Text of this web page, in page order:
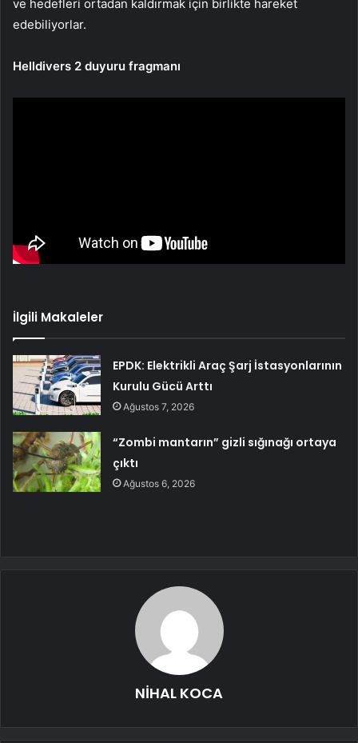
ve hedefleri ortadan kaldırmak için birlikte hareket
edebiliyorlar.
Helldivers 2 duyuru fragmanı
İlgili Makaleler
EPDK: Elektrikli Araç Şarj İstasyonlarının
Kurulu Gücü Arttı
Ağustos 7, 2026
“Zombi mantarın” gizli sığınağı ortaya
çıktı
Ağustos 6, 2026
NİHAL KOCA